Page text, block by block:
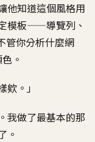
他知道這個風格用
模板——導覽列、
管你分析什麼網
。
。」
我做了最基本的那
。